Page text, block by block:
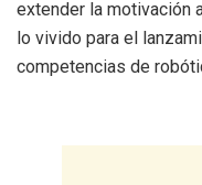
extender la motivación
lo vivido para el
competencias de